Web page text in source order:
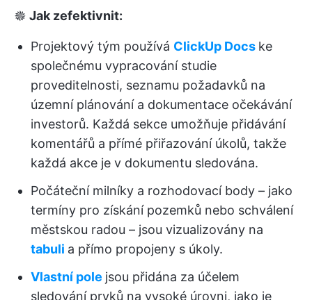
🟔 Jak zefektivnit:
Projektový tým používá ClickUp Docs ke
společnému vypracování studie
proveditelnosti, seznamu požadavků na
územní plánování a dokumentace očekávání
investorů. Každá sekce umožňuje přidávání
komentářů a přímé přiřazování úkolů, takže
každá akce je v dokumentu sledována.
Počáteční milníky a rozhodovací body – jako
termíny pro získání pozemků nebo schválení
městskou radou – jsou vizualizovány na
tabuli a přímo propojeny s úkoly.
Vlastní pole jsou přidána za účelem
sledování prvků na vysoké úrovni, jako je